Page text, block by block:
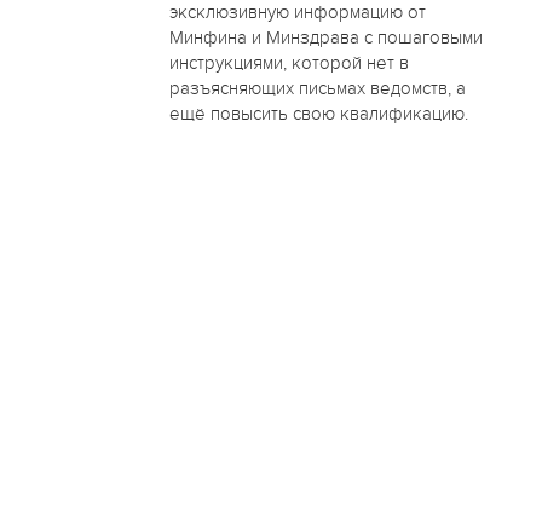
эксклюзивную информацию от
Минфина и Минздрава с пошаговыми
инструкциями, которой нет в
разъясняющих письмах ведомств, а
ещё повысить свою квалификацию.